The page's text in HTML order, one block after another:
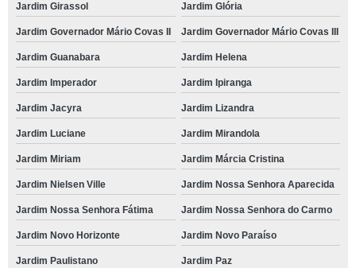
Jardim Girassol Jardim Glória
Jardim Governador Mário Covas II Jardim Governador Mário Covas III
Jardim Guanabara Jardim Helena
Jardim Imperador Jardim Ipiranga
Jardim Jacyra Jardim Lizandra
Jardim Luciane Jardim Mirandola
Jardim Miriam Jardim Márcia Cristina
Jardim Nielsen Ville Jardim Nossa Senhora Aparecida
Jardim Nossa Senhora Fátima Jardim Nossa Senhora do Carmo
Jardim Novo Horizonte Jardim Novo Paraíso
Jardim Paulistano Jardim Paz